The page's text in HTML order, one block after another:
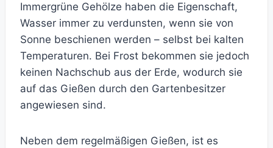
Immergrüne Gehölze haben die Eigenschaft,
Wasser immer zu verdunsten, wenn sie von
Sonne beschienen werden – selbst bei kalten
Temperaturen. Bei Frost bekommen sie jedoch
keinen Nachschub aus der Erde, wodurch sie
auf das Gießen durch den Gartenbesitzer
angewiesen sind.
Neben dem regelmäßigen Gießen, ist es